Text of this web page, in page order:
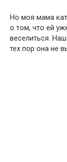
Но моя мама
о том, что ей
веселиться.
тех пор она не